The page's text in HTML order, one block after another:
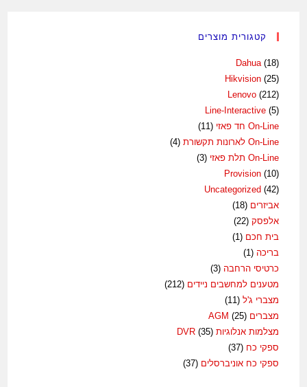
קטגורית מוצרים
Dahua (18)
Hikvision (25)
Lenovo (212)
Line-Interactive (5)
On-Line חד פאזי
(11)
On-Line לארונות תקשורת
(4)
On-Line תלת פאזי
(3)
Provision (10)
Uncategorized (42)
אביזרים (18)
אלפסק (22)
בית חכם (1)
בריכה (1)
כרטיסי הרחבה (3)
מטענים למחשבים ניידים (212)
מצברי ג'ל (11)
מצברים AGM(25)
מצלמות אנלוגיות DVR(35)
ספקי כח (37)
ספקי כח אוניברסלים (37)